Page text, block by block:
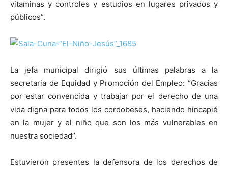
vitaminas y controles y estudios en lugares privados y
públicos”.
La jefa municipal dirigió sus últimas palabras a la
secretaria de Equidad y Promoción del Empleo: “Gracias
por estar convencida y trabajar por el derecho de una
vida digna para todos los cordobeses, haciendo hincapié
en la mujer y el niño que son los más vulnerables en
nuestra sociedad”.
Estuvieron presentes la defensora de los derechos de